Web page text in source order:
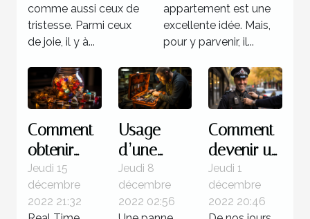
comme aussi ceux de
tristesse. Parmi ceux
de joie, il y à...
appartement est une
excellente idée. Mais,
pour y parvenir, il...
Comment
obtenir
des
jackpots
sur Real
Jeudi 15
décembre
2022 21:32
Usage
d’une
valise
diagnostic
: Quelle
Jeudi 8
décembre
2022 02:56
Comment
devenir un
policier ?
Jeudi 1
décembre
2022 20:46